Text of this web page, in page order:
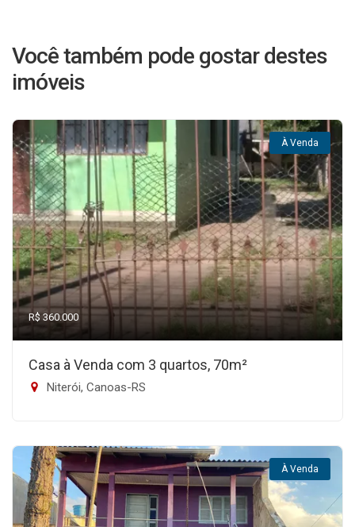
Você também pode gostar destes
imóveis
À Venda
R$ 360.000
Casa à Venda com 3 quartos, 70m²
Niterói, Canoas-RS
À Venda